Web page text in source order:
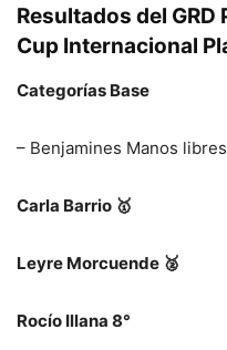
Resultados del
Cup Internacional
Categorías Base
– Benjamines Manos
Carla Barrio 🥇
Leyre Morcuende 🥈
Rocío Illana 8°